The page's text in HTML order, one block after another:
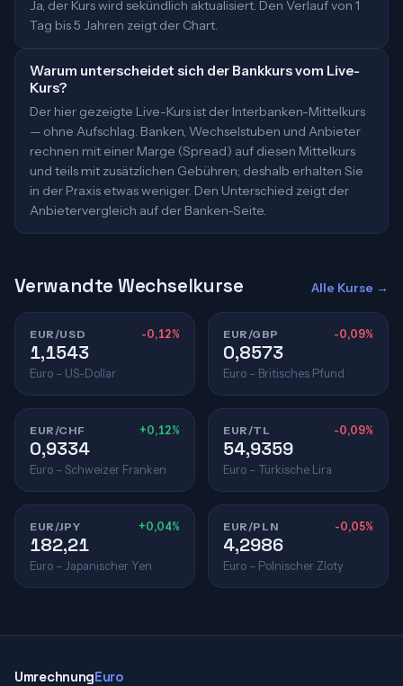
Ja, der Kurs wird sekündlich aktualisiert. Den Verlauf von 1
Tag bis 5 Jahren zeigt der Chart.
Warum unterscheidet sich der Bankkurs vom Live-
Kurs?
Der hier gezeigte Live-Kurs ist der Interbanken-Mittelkurs
— ohne Aufschlag. Banken, Wechselstuben und Anbieter
rechnen mit einer Marge (Spread) auf diesen Mittelkurs
und teils mit zusätzlichen Gebühren; deshalb erhalten Sie
in der Praxis etwas weniger. Den Unterschied zeigt der
Anbietervergleich auf der Banken-Seite.
Verwandte Wechselkurse Alle Kurse →
EUR/USD -0,12%
1,1543
Euro – US-Dollar
EUR/GBP -0,09%
0,8573
Euro – Britisches Pfund
EUR/CHF +0,12%
0,9334
Euro – Schweizer Franken
EUR/TL -0,09%
54,9359
Euro – Türkische Lira
EUR/JPY +0,04%
182,21
Euro – Japanischer Yen
EUR/PLN -0,05%
4,2986
Euro – Polnischer Zloty
UmrechnungEuro